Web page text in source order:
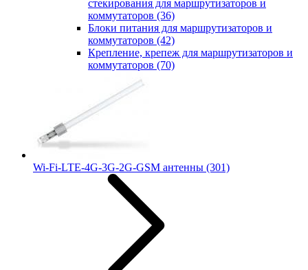
стекирования для маршрутизаторов и
коммутаторов (36)
Блоки питания для маршрутизаторов и
коммутаторов (42)
Крепление, крепеж для маршрутизаторов и
коммутаторов (70)
Wi-Fi-LTE-4G-3G-2G-GSM антенны (301)